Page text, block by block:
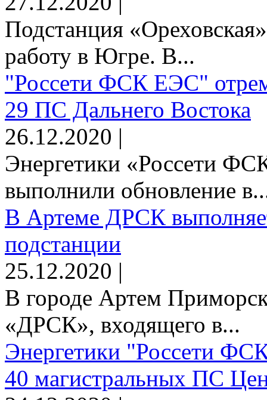
Подстанция
работу в Югре. В...
"Россети ФСК ЕЭС"
29 ПС Дальнего Востока
26.12.2020 |
Энергетики «Россети
выполнили обновление
В Артеме ДРСК
подстанции
25.12.2020 |
В городе Артем
«ДРСК», входящего в...
Энергетики "Россети
40 магистральных ПС